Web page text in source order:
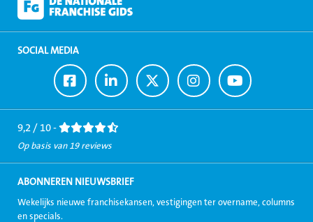
SOCIAL MEDIA
Ga
naar
Facebook
Ga
naar
LinkedIn
Ga
naar
Twitter
Ga
naar
Instagram
Ga
naar
Youtube
9,2 / 10 -
Op basis van 19 reviews
ABONNEREN NIEUWSBRIEF
Wekelijks nieuwe franchisekansen, vestigingen ter overname, columns
en specials.